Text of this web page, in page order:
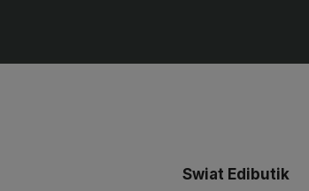
Swiat Edibutik